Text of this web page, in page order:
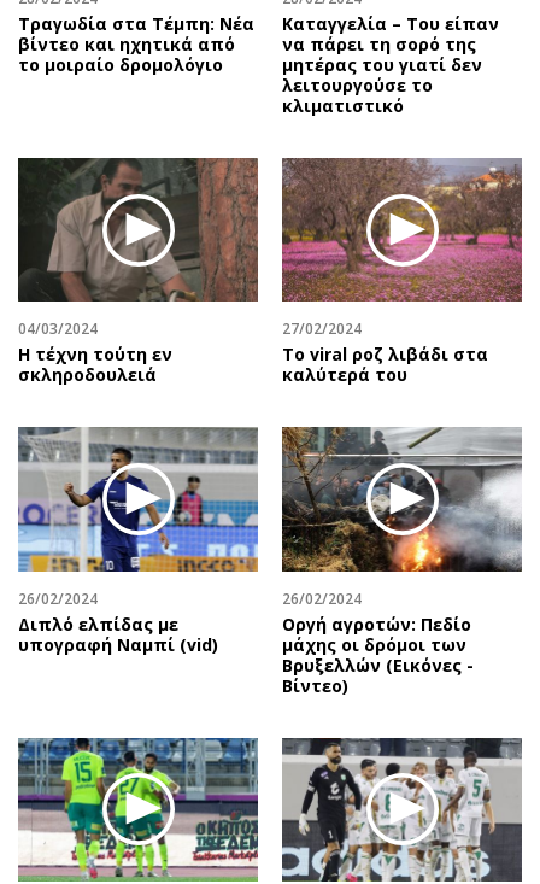
Τραγωδία στα Τέμπη: Νέα
βίντεο και ηχητικά από
το μοιραίο δρομολόγιο
Καταγγελία – Του είπαν
να πάρει τη σορό της
μητέρας του γιατί δεν
λειτουργούσε το
κλιματιστικό
04/03/2024
Η τέχνη τούτη εν
σκληροδουλειά
27/02/2024
Το viral ροζ λιβάδι στα
καλύτερά του
26/02/2024
Διπλό ελπίδας με
υπογραφή Ναμπί (vid)
26/02/2024
Οργή αγροτών: Πεδίο
μάχης οι δρόμοι των
Βρυξελλών (Εικόνες -
Βίντεο)